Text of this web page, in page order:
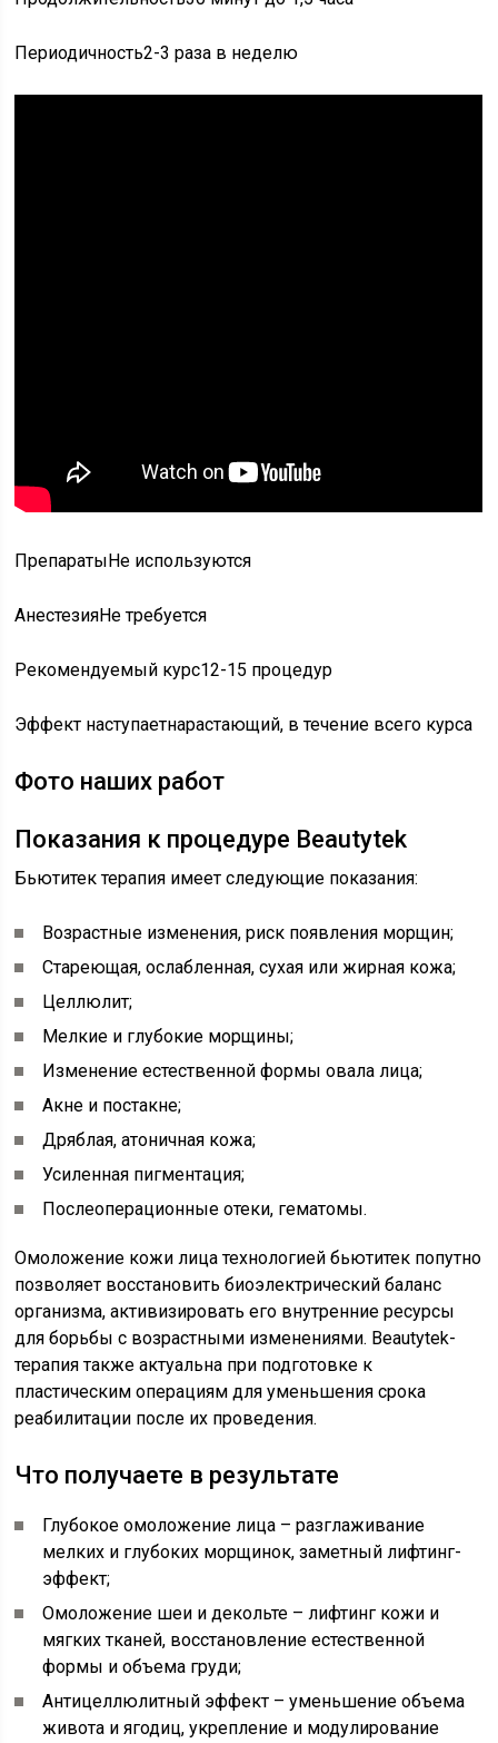
Периодичность2-3 раза в неделю
ПрепаратыНе используются
АнестезияНе требуется
Рекомендуемый курс12-15 процедур
Эффект наступаетнарастающий, в течение всего курса
Фото наших работ
Показания к процедуре Beautytek
Бьютитек терапия имеет следующие показания:
Возрастные изменения, риск появления морщин;
Стареющая, ослабленная, сухая или жирная кожа;
Целлюлит;
Мелкие и глубокие морщины;
Изменение естественной формы овала лица;
Акне и постакне;
Дряблая, атоничная кожа;
Усиленная пигментация;
Послеоперационные отеки, гематомы.
Омоложение кожи лица технологией бьютитек попутно
позволяет восстановить биоэлектрический баланс
организма, активизировать его внутренние ресурсы
для борьбы с возрастными изменениями. Beautytek-
терапия также актуальна при подготовке к
пластическим операциям для уменьшения срока
реабилитации после их проведения.
Что получаете в результате
Глубокое омоложение лица – разглаживание
мелких и глубоких морщинок, заметный лифтинг-
эффект;
Омоложение шеи и декольте – лифтинг кожи и
мягких тканей, восстановление естественной
формы и объема груди;
Антицеллюлитный эффект – уменьшение объема
живота и ягодиц, укрепление и модулирование